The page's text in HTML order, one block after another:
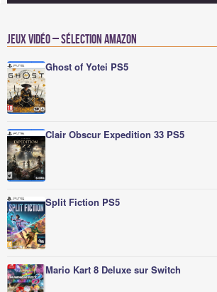
Jeux vidéo – Sélection Amazon
Ghost of Yotei PS5
Clair Obscur Expedition 33 PS5
Split Fiction PS5
Mario Kart 8 Deluxe sur Switch